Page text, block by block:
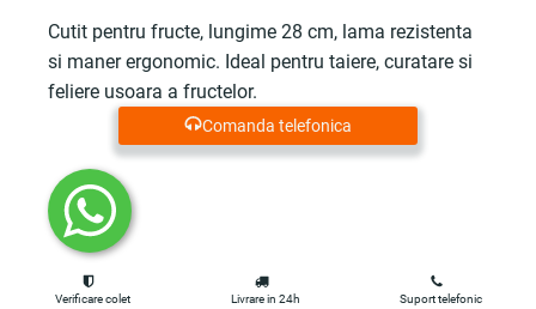
Cutit pentru fructe, lungime 28 cm, lama rezistenta
si maner ergonomic. Ideal pentru taiere, curatare si
feliere usoara a fructelor.
Comanda telefonica
Verificare colet Livrare in 24h Suport telefonic